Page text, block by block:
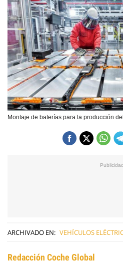
Montaje de baterías para la producción
ARCHIVADO EN: VEHÍCULOS
Redacción Coche Global